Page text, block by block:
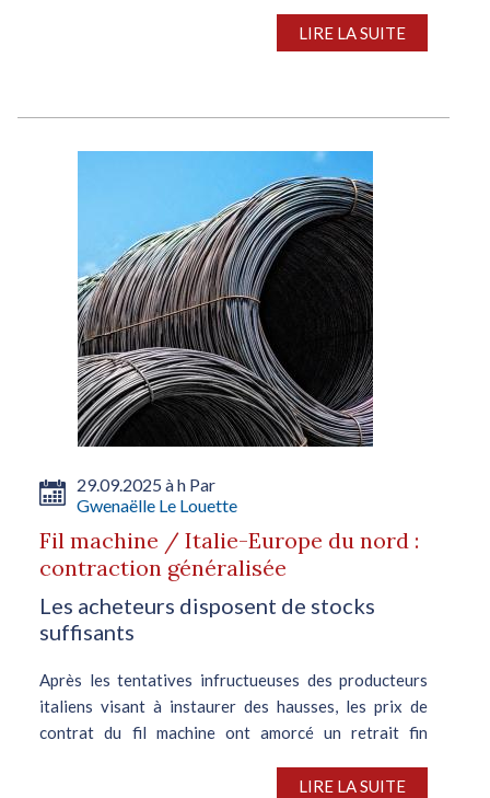
trouver un accord. Le syndicat allemand avait menacé
LIRE LA SUITE
29.09.2025 à h Par
Gwenaëlle Le Louette
Fil machine / Italie-Europe du nord :
contraction généralisée
Les acheteurs disposent de stocks
suffisants
Après les tentatives infructueuses des producteurs
italiens visant à instaurer des hausses, les prix de
contrat du fil machine ont amorcé un retrait fin
LIRE LA SUITE